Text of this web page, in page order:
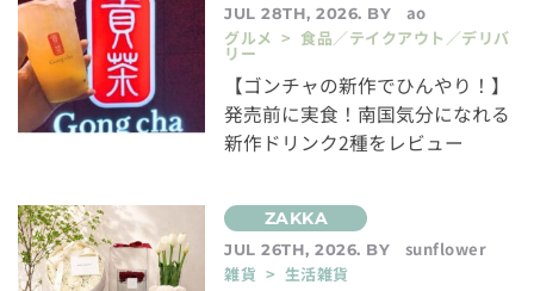
JUL 28TH, 2026. BY
ao
グルメ > 食品／テイクアウト／デリバ
リー
【ゴンチャの新作でひんやり！】
発売前に実食！南国気分になれる
新作ドリンク2種をレビュー
JUL 26TH, 2026. BY
sunflower
雑貨 > 生活雑貨